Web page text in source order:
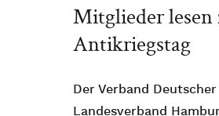
Mitglieder lesen
Antikriegstag
Der Verband
Landesverband